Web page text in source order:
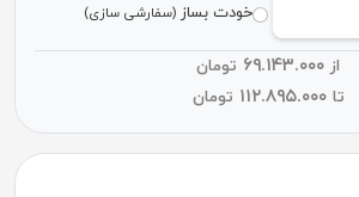
خودت بساز(سفارشی سازی)
از
تومان
تا ۱۱۲.۸۹۵.۰۰۰ تومان